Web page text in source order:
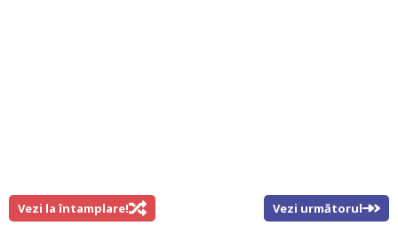
Vezi la întamplare! Vezi următorul